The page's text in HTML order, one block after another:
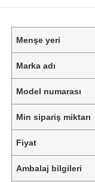
Menşe yeri
Marka adı
Model numarası
Min sipariş miktarı
Fiyat
Ambalaj bilgileri